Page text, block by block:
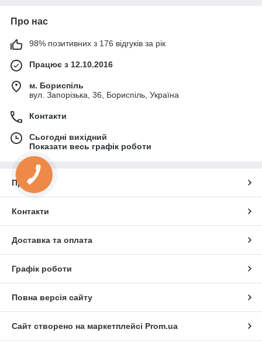
Про нас
98% позитивних з 176 відгуків за рік
Працює з 12.10.2016
м. Бориспіль
вул. Запорізька, 36, Бориспіль, Україна
Контакти
Сьогодні вихідний
Показати весь графік роботи
Про нас
Контакти
Доставка та оплата
Графік роботи
Повна версія сайту
Сайт створено на маркетплейсі Prom.ua